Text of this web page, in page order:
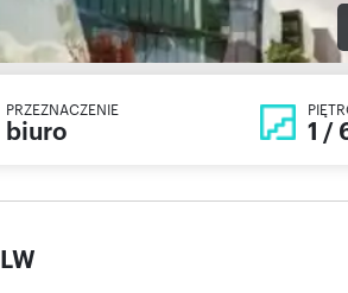
PRZEZNACZENIE
biuro 1 /